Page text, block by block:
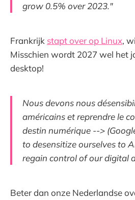
grow 0.5% over 2023."
Frankrijk stapt over op Linux,
Misschien wordt 2027 wel het
desktop!
Nous devons nous
américains et reprendre le
destin numérique -->
to desensitize ourselves to
regain control of our digital
Beter dan onze Nederlandse